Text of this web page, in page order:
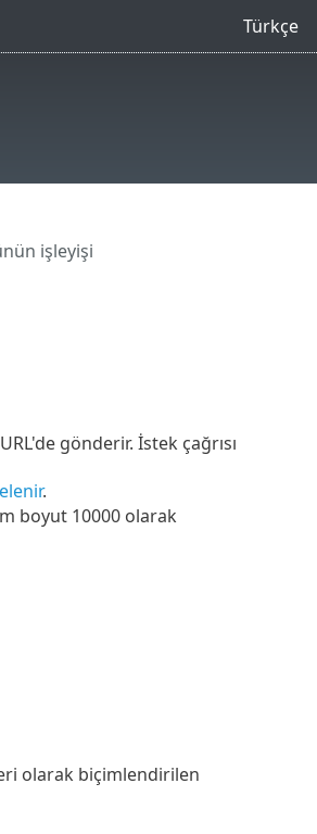
Türkçe
işleyişi
gönderir. İstek çağrısı
.
boyut 10000 olarak
olarak biçimlendirilen